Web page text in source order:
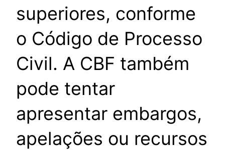
superiores, conforme
o Código de Processo
Civil. A CBF também
pode tentar
apresentar embargos,
apelações ou recursos